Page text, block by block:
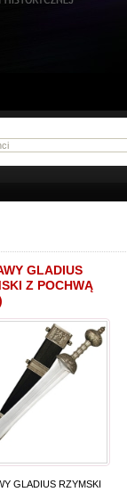
GLADIUS
Z POCHWĄ
GLADIUS RZYMSKI